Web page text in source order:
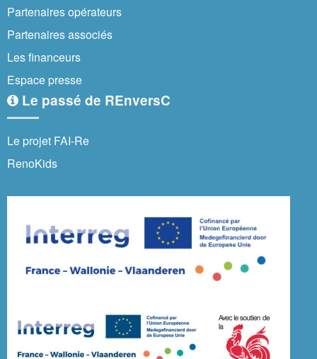
Partenaires opérateurs
Partenaires associés
Les financeurs
Espace presse
Le passé de REnversC
Le projet FAI-Re
RenoKids